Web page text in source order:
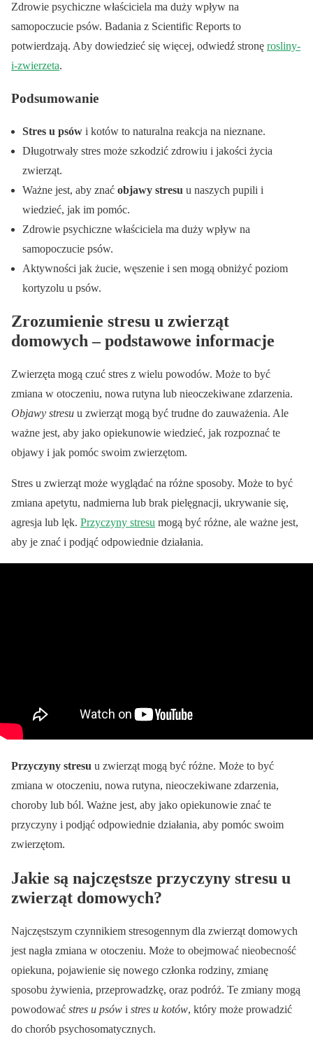
Zdrowie psychiczne właściciela ma duży wpływ na
samopoczucie psów. Badania z Scientific Reports to
potwierdzają. Aby dowiedzieć się więcej, odwiedź stronę rosliny-
i-zwierzeta.
Podsumowanie
Stres u psów i kotów to naturalna reakcja na nieznane.
Długotrwały stres może szkodzić zdrowiu i jakości życia
zwierząt.
Ważne jest, aby znać objawy stresu u naszych pupili i
wiedzieć, jak im pomóc.
Zdrowie psychiczne właściciela ma duży wpływ na
samopoczucie psów.
Aktywności jak żucie, węszenie i sen mogą obniżyć poziom
kortyzolu u psów.
Zrozumienie stresu u zwierząt
domowych – podstawowe informacje
Zwierzęta mogą czuć stres z wielu powodów. Może to być
zmiana w otoczeniu, nowa rutyna lub nieoczekiwane zdarzenia.
Objawy stresu u zwierząt mogą być trudne do zauważenia. Ale
ważne jest, aby jako opiekunowie wiedzieć, jak rozpoznać te
objawy i jak pomóc swoim zwierzętom.
Stres u zwierząt może wyglądać na różne sposoby. Może to być
zmiana apetytu, nadmierna lub brak pielęgnacji, ukrywanie się,
agresja lub lęk. Przyczyny stresu mogą być różne, ale ważne jest,
aby je znać i podjąć odpowiednie działania.
Przyczyny stresu u zwierząt mogą być różne. Może to być
zmiana w otoczeniu, nowa rutyna, nieoczekiwane zdarzenia,
choroby lub ból. Ważne jest, aby jako opiekunowie znać te
przyczyny i podjąć odpowiednie działania, aby pomóc swoim
zwierzętom.
Jakie są najczęstsze przyczyny stresu u
zwierząt domowych?
Najczęstszym czynnikiem stresogennym dla zwierząt domowych
jest nagła zmiana w otoczeniu. Może to obejmować nieobecność
opiekuna, pojawienie się nowego członka rodziny, zmianę
sposobu żywienia, przeprowadzkę, oraz podróż. Te zmiany mogą
powodować stres u psów i stres u kotów, który może prowadzić
do chorób psychosomatycznych.